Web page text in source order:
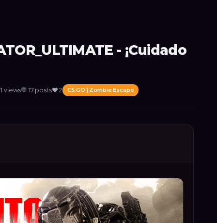
- ¡Cuidado
views💬 17 posts❤️2 CS:GO | Zombie Escape